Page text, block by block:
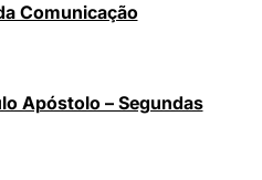
Comunicação
Apóstolo – Segundas